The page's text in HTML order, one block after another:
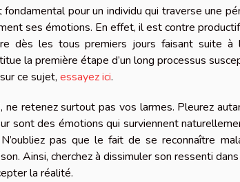
fondamental pour un individu qui traverse une
ses émotions. En effet, il est contre
dès les tous premiers jours faisant suite à
la première étape d’un long processus
ce sujet, essayez ici.
ne retenez surtout pas vos larmes. Pleurez
sont des émotions qui surviennent
pas que le fait de se reconnaître
Ainsi, cherchez à dissimuler son ressenti
la réalité.